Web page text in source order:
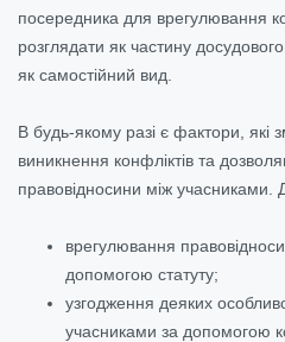
посередника для врегулювання
розглядати як частину
як самостійний вид.
В будь-якому разі є фактори, які
виникнення конфліктів та
правовідносини між учасниками.
врегулювання
допомогою статуту;
узгодження деяких
учасниками за допомогою